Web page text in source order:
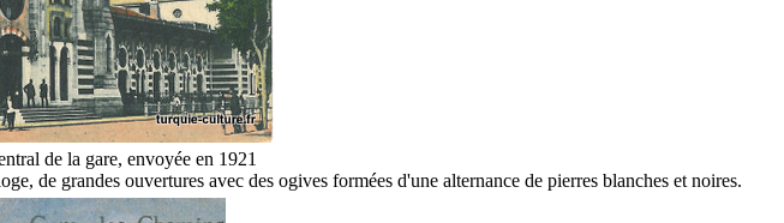
de la gare, envoyée en 1921
de grandes ouvertures avec des ogives formées d'une alternance de pierres blanches et noires.